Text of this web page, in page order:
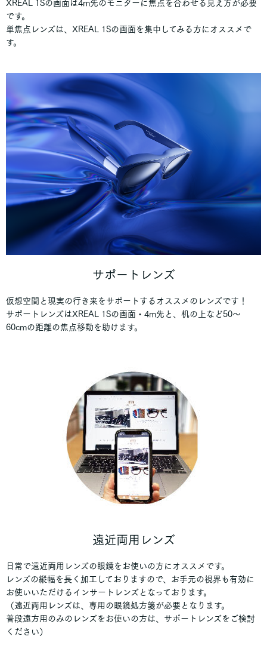
XREAL 1Sの画面は4m先のモニターに焦点を合わせる見え方が必要
です。
単焦点レンズは、XREAL 1Sの画面を集中してみる方にオススメで
す。
サポートレンズ
仮想空間と現実の行き来をサポートするオススメのレンズです！
サポートレンズはXREAL 1Sの画面・4m先と、机の上など50～
60cmの距離の焦点移動を助けます。
遠近両用レンズ
日常で遠近両用レンズの眼鏡をお使いの方にオススメです。
レンズの縦幅を長く加工しておりますので、お手元の視界も有効に
お使いいただけるインサートレンズとなっております。
（遠近両用レンズは、専用の眼鏡処方箋が必要となります。
普段遠方用のみのレンズをお使いの方は、サポートレンズをご検討
ください）